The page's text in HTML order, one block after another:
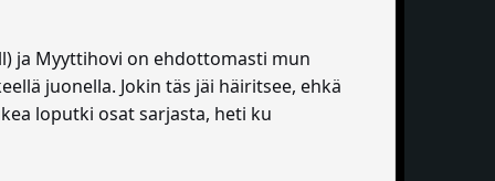
ja Myyttihovi on ehdottomasti mun
juonella. Jokin täs jäi häiritsee, ehkä
loputki osat sarjasta, heti ku